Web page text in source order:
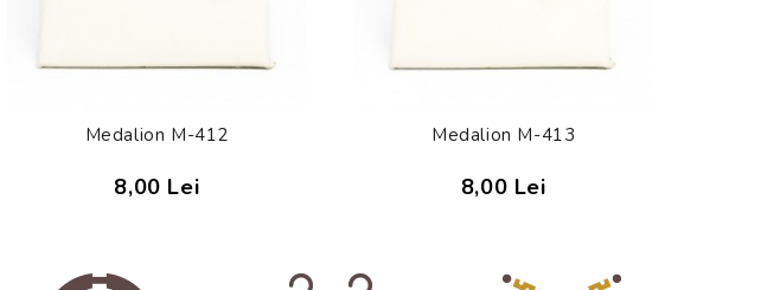
Medalion M-412
8,00 Lei
Medalion M-413
8,00 Lei